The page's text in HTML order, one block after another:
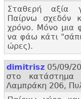
Σταθερή αξία
Παίρνω σχεδόν
χρόνο. Μόνο μια
να φάω κάτι "
ώρες).
dimitrisz 05/09/
στο κατάστημα
Λαμπράκη 206,